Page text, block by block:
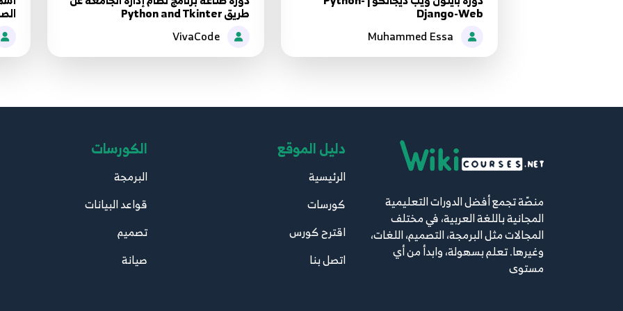
Django-Web
طريق Python and Tkinter
منصّة تجمع أفضل الدورات التعليمية
المجانية باللغة العربية، في مختلف
المجالات مثل البرمجة، التصميم، اللغات،
وغيرها. تعلم بسهولة، وابدأ من أي
مستوى
دليل الموقع
الرئيسية
كورسات
اقترح كورس
اتصل بنا
الكورسات
البرمجة
قواعد البيانات
تصميم
صيانة